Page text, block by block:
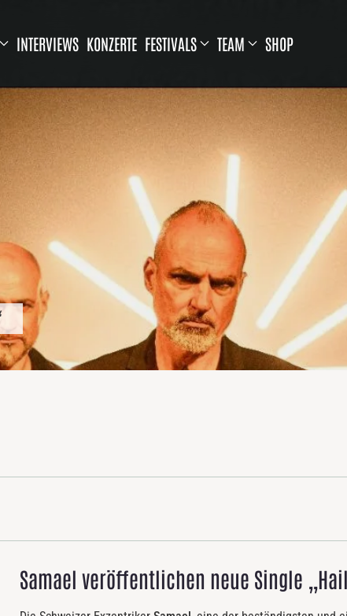
INTERVIEWS KONZERTE FESTIVALS TEAM SHOP
Samael veröffentlichen neue Single „Hail